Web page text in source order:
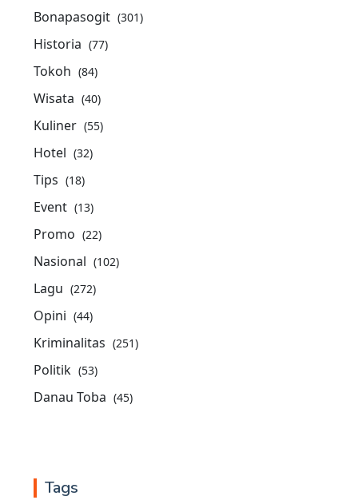
Bonapasogit (301)
Historia (77)
Tokoh (84)
Wisata (40)
Kuliner (55)
Hotel (32)
Tips (18)
Event (13)
Promo (22)
Nasional (102)
Lagu (272)
Opini (44)
Kriminalitas (251)
Politik (53)
Danau Toba (45)
Tags